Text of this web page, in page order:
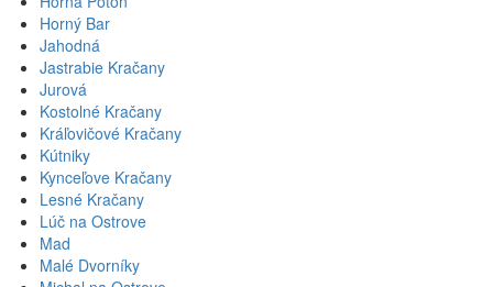
Horný Bar
Jahodná
Jastrabie Kračany
Jurová
Kostolné Kračany
Kráľovičové Kračany
Kútniky
Kynceľove Kračany
Lesné Kračany
Lúč na Ostrove
Mad
Malé Dvorníky